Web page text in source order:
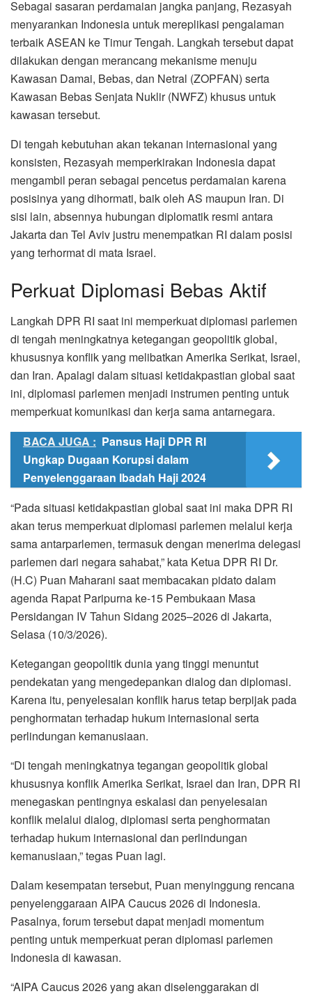
Sebagai sasaran perdamaian jangka panjang, Rezasyah
menyarankan Indonesia untuk mereplikasi pengalaman
terbaik ASEAN ke Timur Tengah. Langkah tersebut dapat
dilakukan dengan merancang mekanisme menuju
Kawasan Damai, Bebas, dan Netral (ZOPFAN) serta
Kawasan Bebas Senjata Nuklir (NWFZ) khusus untuk
kawasan tersebut.
Di tengah kebutuhan akan tekanan internasional yang
konsisten, Rezasyah memperkirakan Indonesia dapat
mengambil peran sebagai pencetus perdamaian karena
posisinya yang dihormati, baik oleh AS maupun Iran. Di
sisi lain, absennya hubungan diplomatik resmi antara
Jakarta dan Tel Aviv justru menempatkan RI dalam posisi
yang terhormat di mata Israel.
Perkuat Diplomasi Bebas Aktif
Langkah DPR RI saat ini memperkuat diplomasi parlemen
di tengah meningkatnya ketegangan geopolitik global,
khususnya konflik yang melibatkan Amerika Serikat, Israel,
dan Iran. Apalagi dalam situasi ketidakpastian global saat
ini, diplomasi parlemen menjadi instrumen penting untuk
memperkuat komunikasi dan kerja sama antarnegara.
BACA JUGA : Pansus Haji DPR RI
Ungkap Dugaan Korupsi dalam
Penyelenggaraan Ibadah Haji 2024
“Pada situasi ketidakpastian global saat ini maka DPR RI
akan terus memperkuat diplomasi parlemen melalui kerja
sama antarparlemen, termasuk dengan menerima delegasi
parlemen dari negara sahabat,” kata Ketua DPR RI Dr.
(H.C) Puan Maharani saat membacakan pidato dalam
agenda Rapat Paripurna ke-15 Pembukaan Masa
Persidangan IV Tahun Sidang 2025–2026 di Jakarta,
Selasa (10/3/2026).
Ketegangan geopolitik dunia yang tinggi menuntut
pendekatan yang mengedepankan dialog dan diplomasi.
Karena itu, penyelesaian konflik harus tetap berpijak pada
penghormatan terhadap hukum internasional serta
perlindungan kemanusiaan.
“Di tengah meningkatnya tegangan geopolitik global
khususnya konflik Amerika Serikat, Israel dan Iran, DPR RI
menegaskan pentingnya eskalasi dan penyelesaian
konflik melalui dialog, diplomasi serta penghormatan
terhadap hukum internasional dan perlindungan
kemanusiaan,” tegas Puan lagi.
Dalam kesempatan tersebut, Puan menyinggung rencana
penyelenggaraan AIPA Caucus 2026 di Indonesia.
Pasalnya, forum tersebut dapat menjadi momentum
penting untuk memperkuat peran diplomasi parlemen
Indonesia di kawasan.
“AIPA Caucus 2026 yang akan diselenggarakan di